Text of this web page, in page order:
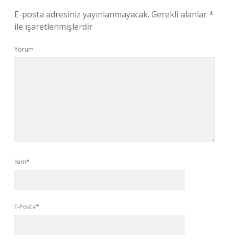
E-posta adresiniz yayınlanmayacak. Gerekli alanlar*
ile işaretlenmişlerdir
Yorum
İsim*
E-Posta*